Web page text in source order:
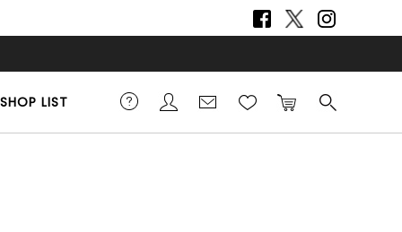
SHOP LIST